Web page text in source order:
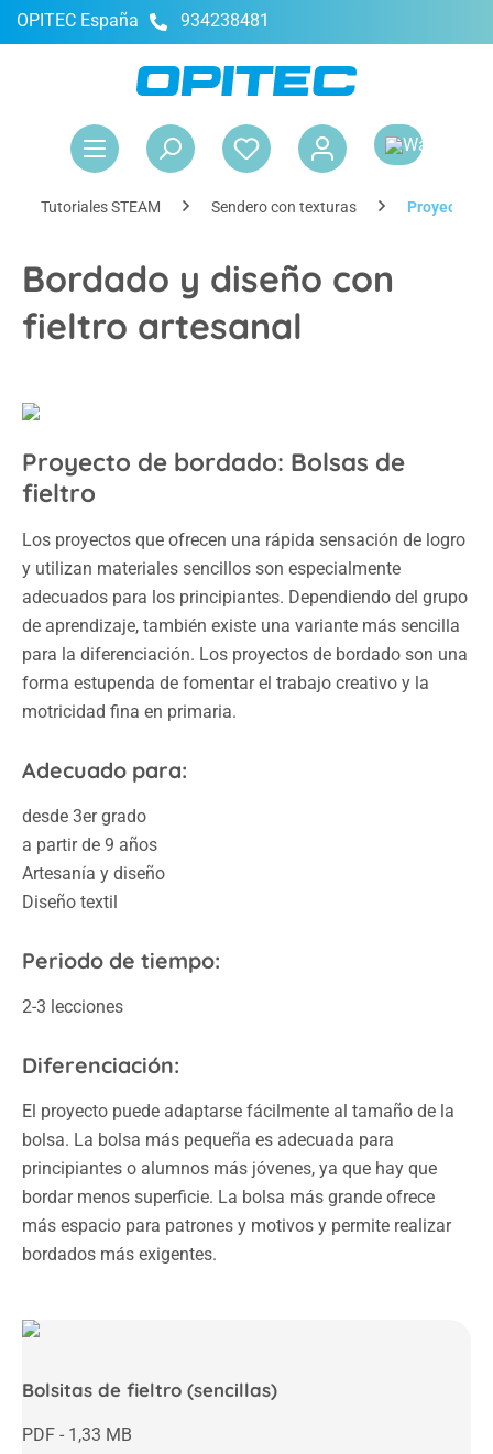
principal
OPITEC España 934238481
Tutoriales STEAM Sendero con texturas Proyecto
Bordado y diseño con
fieltro artesanal
Proyecto de bordado: Bolsas de
fieltro
Los proyectos que ofrecen una rápida sensación de logro
y utilizan materiales sencillos son especialmente
adecuados para los principiantes. Dependiendo del grupo
de aprendizaje, también existe una variante más sencilla
para la diferenciación. Los proyectos de bordado son una
forma estupenda de fomentar el trabajo creativo y la
motricidad fina en primaria.
Adecuado para:
desde 3er grado
a partir de 9 años
Artesanía y diseño
Diseño textil
Periodo de tiempo:
2-3 lecciones
Diferenciación:
El proyecto puede adaptarse fácilmente al tamaño de la
bolsa. La bolsa más pequeña es adecuada para
principiantes o alumnos más jóvenes, ya que hay que
bordar menos superficie. La bolsa más grande ofrece
más espacio para patrones y motivos y permite realizar
bordados más exigentes.
Bolsitas de fieltro (sencillas)
PDF - 1,33 MB